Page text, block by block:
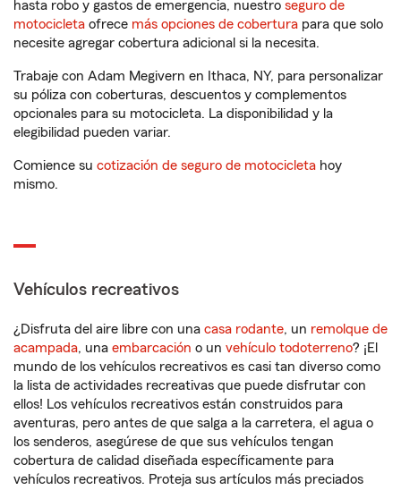
hasta robo y gastos de emergencia, nuestro seguro de
motocicleta ofrece más opciones de cobertura para que solo
necesite agregar cobertura adicional si la necesita.
Trabaje con Adam Megivern en Ithaca, NY, para personalizar
su póliza con coberturas, descuentos y complementos
opcionales para su motocicleta. La disponibilidad y la
elegibilidad pueden variar.
Comience su cotización de seguro de motocicleta hoy
mismo.
Vehículos recreativos
¿Disfruta del aire libre con una casa rodante, un remolque de
acampada, una embarcación o un vehículo todoterreno? ¡El
mundo de los vehículos recreativos es casi tan diverso como
la lista de actividades recreativas que puede disfrutar con
ellos! Los vehículos recreativos están construidos para
aventuras, pero antes de que salga a la carretera, el agua o
los senderos, asegúrese de que sus vehículos tengan
cobertura de calidad diseñada específicamente para
vehículos recreativos. Proteja sus artículos más preciados